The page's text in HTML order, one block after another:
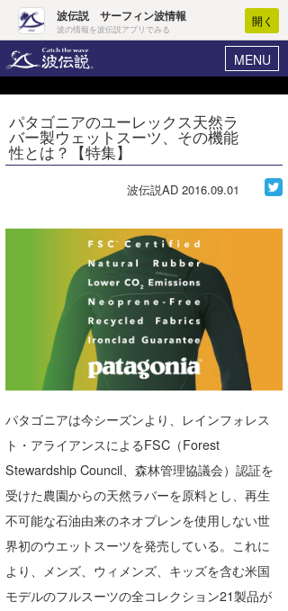
波伝説 サーフィン波情報
波の情報を波伝説アプリでみる
開く
MENU
ヘルプ マイホーム
ログイン
WAVE HUNTER波予想ツール
気象情報
ニュース
サーフィンエリアガイド
会員メニュー
今月のプレゼント
パタゴニアのユーレックス天然ラ
バー製ウェットスーツ、その機能
性とは？【特集】
波伝説AD 2016.09.01
パタゴニアは今シーズンより、レインフォレス
ト・アライアンスによるFSC（Forest
Stewardship Council、森林管理協議会）認証を
受けた農園からの天然ラバーを原料とし、再生
不可能な石油由来のネオプレンを使用しない世
界初のウエットスーツを発売している。これに
より、メンズ、ウィメンズ、キッズを含む米国
モデルのフルスーツの全コレクション21製品が
Core Surf Japan
コンテスト
ファッション/グッズ
アート＆エンタメ
トラベル
ショップ情報
ショップ情報
湘南
千葉北
伊豆
千葉南
大阪
四国
ウラナミ
お知らせ
その他
ルール＆How to
VOTE!
サーファーズ